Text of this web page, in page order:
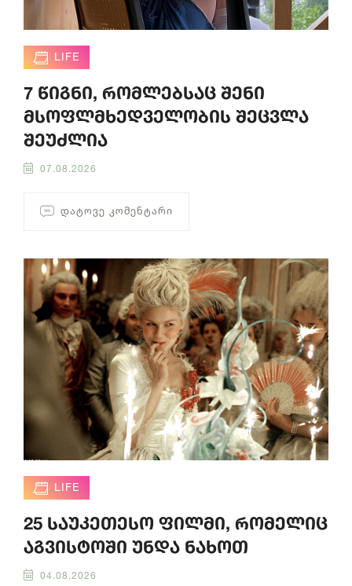
LIFE
7 წიგნი, რომლებსაც შენი
მსოფლმხედველობის შეცვლა
შეუძლია
07.08.2026
ᲓᲐᲢᲝᲕᲔ ᲙᲝᲛᲔᲜᲢᲐᲠᲘ
LIFE
25 საუკეთესო ფილმი, რომელიც
აგვისტოში უნდა ნახოთ
04.08.2026